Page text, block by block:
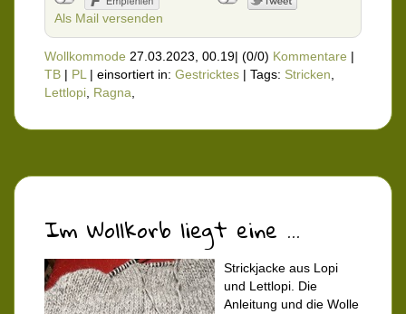
Als Mail versenden
Wollkommode 27.03.2023, 00.19| (0/0) Kommentare |
TB | PL| einsortiert in: Gestricktes | Tags: Stricken,
Lettlopi, Ragna,
Im Wollkorb liegt eine ...
Strickjacke aus Lopi
und Lettlopi. Die
Anleitung und die Wolle